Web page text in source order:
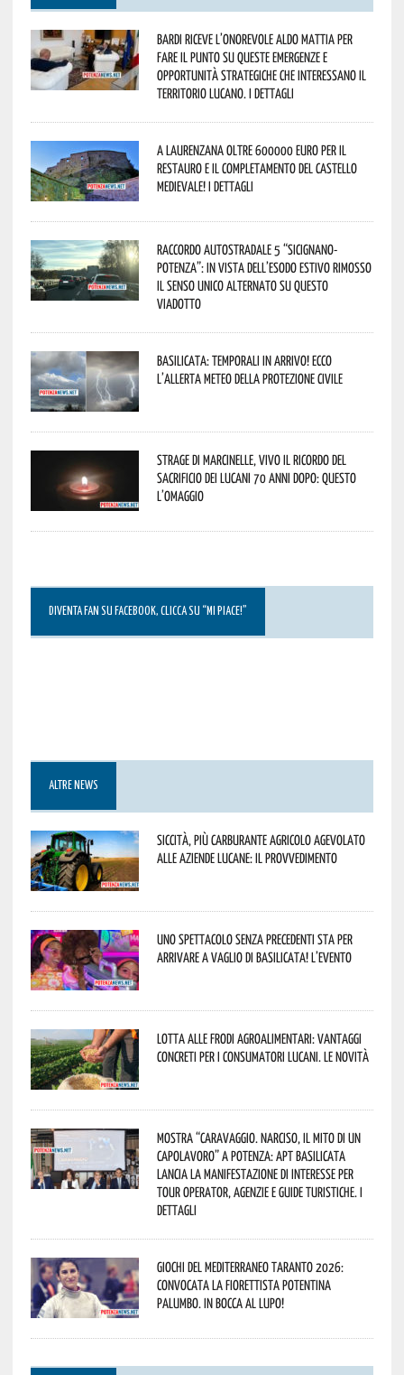
Bardi riceve l’onorevole Aldo Mattia per
fare il punto su queste emergenze e
opportunità strategiche che interessano il
territorio lucano. I dettagli
A Laurenzana oltre 600000 euro per il
restauro e il completamento del Castello
Medievale! I dettagli
Raccordo Autostradale 5 “Sicignano-
Potenza”: in vista dell’esodo estivo rimosso
il senso unico alternato su questo
viadotto
Basilicata: temporali in arrivo! Ecco
l’allerta meteo della Protezione civile
Strage di Marcinelle, vivo il ricordo del
sacrificio dei lucani 70 anni dopo: questo
l’omaggio
DIVENTA FAN SU FACEBOOK, CLICCA SU “MI PIACE!”
ALTRE NEWS
Siccità, più carburante agricolo agevolato
alle aziende lucane: il provvedimento
Uno spettacolo senza precedenti sta per
arrivare a Vaglio di Basilicata! L’evento
Lotta alle frodi agroalimentari: vantaggi
concreti per i consumatori lucani. Le novità
Mostra “Caravaggio. Narciso, il mito di un
capolavoro” a Potenza: APT Basilicata
lancia la manifestazione di interesse per
Tour Operator, Agenzie e Guide Turistiche. I
dettagli
Giochi del Mediterraneo Taranto 2026:
convocata la fiorettista potentina
Palumbo. In bocca al lupo!